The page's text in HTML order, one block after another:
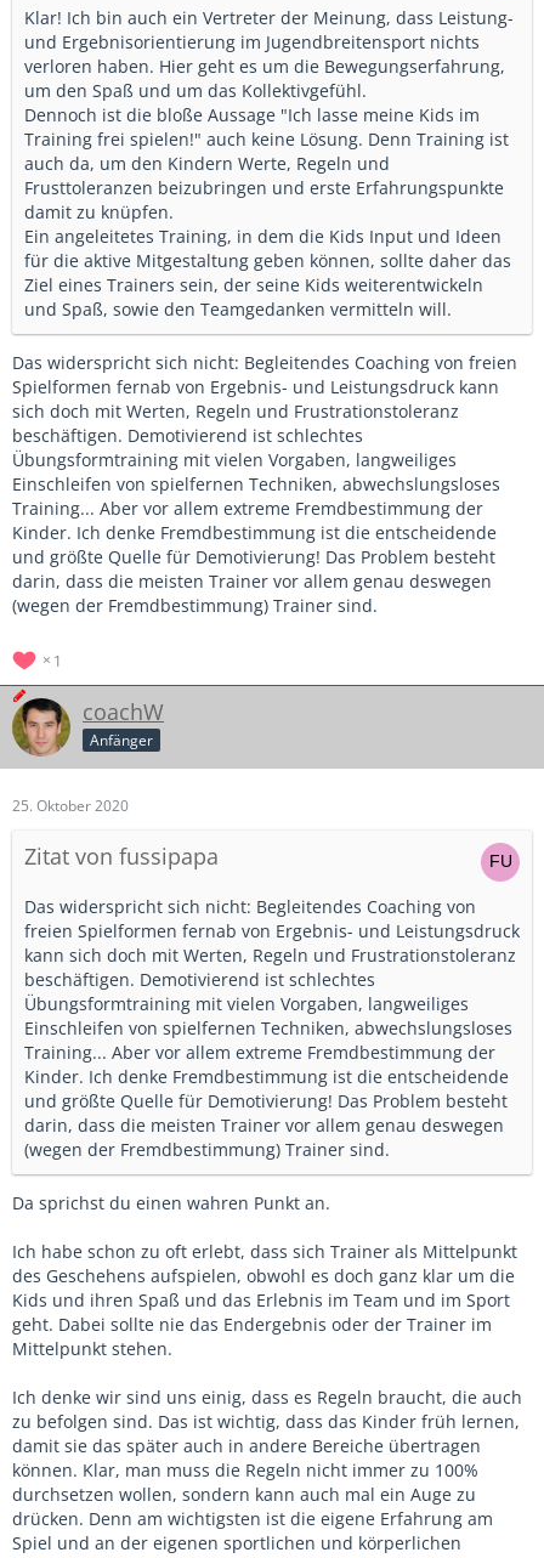
Klar! Ich bin auch ein Vertreter der Meinung, dass Leistung-
und Ergebnisorientierung im Jugendbreitensport nichts
verloren haben. Hier geht es um die Bewegungserfahrung,
um den Spaß und um das Kollektivgefühl.
Dennoch ist die bloße Aussage "Ich lasse meine Kids im
Training frei spielen!" auch keine Lösung. Denn Training ist
auch da, um den Kindern Werte, Regeln und
Frusttoleranzen beizubringen und erste Erfahrungspunkte
damit zu knüpfen.
Ein angeleitetes Training, in dem die Kids Input und Ideen
für die aktive Mitgestaltung geben können, sollte daher das
Ziel eines Trainers sein, der seine Kids weiterentwickeln
und Spaß, sowie den Teamgedanken vermitteln will.
Das widerspricht sich nicht: Begleitendes Coaching von freien
Spielformen fernab von Ergebnis- und Leistungsdruck kann
sich doch mit Werten, Regeln und Frustrationstoleranz
beschäftigen. Demotivierend ist schlechtes
Übungsformtraining mit vielen Vorgaben, langweiliges
Einschleifen von spielfernen Techniken, abwechslungsloses
Training... Aber vor allem extreme Fremdbestimmung der
Kinder. Ich denke Fremdbestimmung ist die entscheidende
und größte Quelle für Demotivierung! Das Problem besteht
darin, dass die meisten Trainer vor allem genau deswegen
(wegen der Fremdbestimmung) Trainer sind.
1
coachW
Anfänger
25. Oktober 2020
Zitat von fussipapa
Das widerspricht sich nicht: Begleitendes Coaching von
freien Spielformen fernab von Ergebnis- und Leistungsdruck
kann sich doch mit Werten, Regeln und Frustrationstoleranz
beschäftigen. Demotivierend ist schlechtes
Übungsformtraining mit vielen Vorgaben, langweiliges
Einschleifen von spielfernen Techniken, abwechslungsloses
Training... Aber vor allem extreme Fremdbestimmung der
Kinder. Ich denke Fremdbestimmung ist die entscheidende
und größte Quelle für Demotivierung! Das Problem besteht
darin, dass die meisten Trainer vor allem genau deswegen
(wegen der Fremdbestimmung) Trainer sind.
Da sprichst du einen wahren Punkt an.
Ich habe schon zu oft erlebt, dass sich Trainer als Mittelpunkt
des Geschehens aufspielen, obwohl es doch ganz klar um die
Kids und ihren Spaß und das Erlebnis im Team und im Sport
geht. Dabei sollte nie das Endergebnis oder der Trainer im
Mittelpunkt stehen.
Ich denke wir sind uns einig, dass es Regeln braucht, die auch
zu befolgen sind. Das ist wichtig, dass das Kinder früh lernen,
damit sie das später auch in andere Bereiche übertragen
können. Klar, man muss die Regeln nicht immer zu 100%
durchsetzen wollen, sondern kann auch mal ein Auge zu
drücken. Denn am wichtigsten ist die eigene Erfahrung am
Spiel und an der eigenen sportlichen und körperlichen